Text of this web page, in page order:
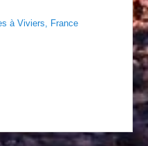
à Viviers, France